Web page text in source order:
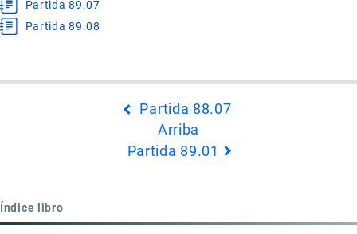
Partida 89.07
Partida 89.08
89
Partida 88.07
Arriba
Partida 89.01
Índice libro